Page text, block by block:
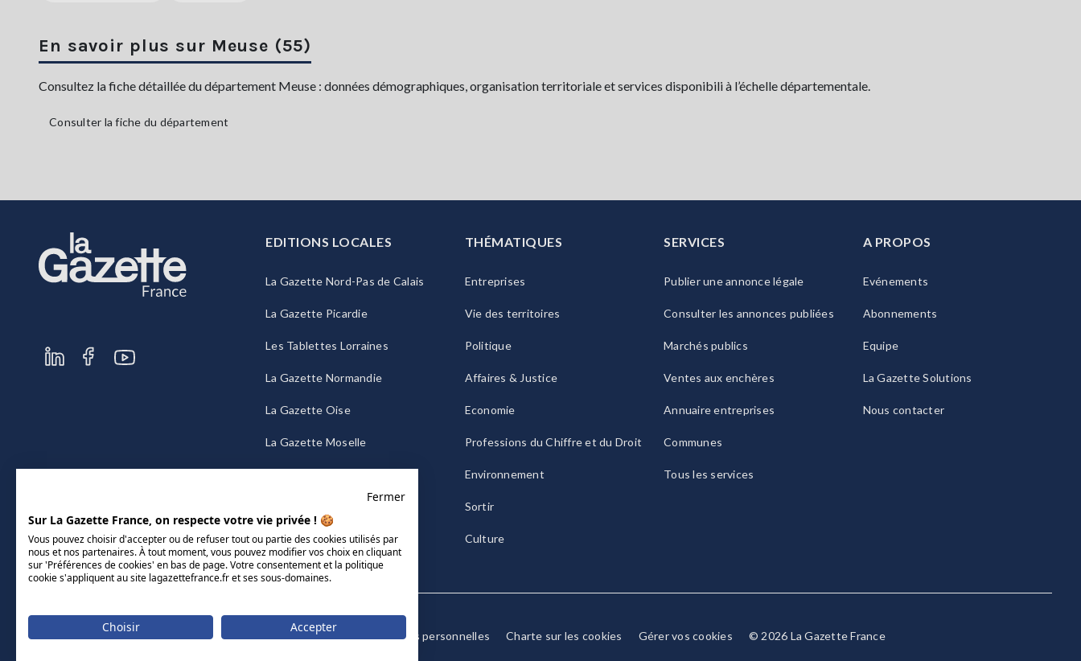
En savoir plus sur Meuse (55)
Consultez la fiche détaillée du département Meuse : données démographiques, organisation territoriale et services disponibili à l’échelle départementale.
Consulter la fiche du département
EDITIONS LOCALES
La Gazette Nord-Pas de Calais
La Gazette Picardie
Les Tablettes Lorraines
La Gazette Normandie
La Gazette Oise
La Gazette Moselle
THÉMATIQUES
Entreprises
Vie des territoires
Politique
Affaires & Justice
Economie
Professions du Chiffre et du Droit
Environnement
Sortir
Culture
SERVICES
Publier une annonce légale
Consulter les annonces publiées
Marchés publics
Ventes aux enchères
Annuaire entreprises
Communes
Tous les services
A PROPOS
Evénements
Abonnements
Equipe
La Gazette Solutions
Nous contacter
Mentions légales CGU/CGV Données personnelles Charte sur les cookies Gérer vos cookies © 2026 La Gazette France
Fermer
Sur La Gazette France, on respecte votre vie privée ! 🍪
Vous pouvez choisir d'accepter ou de refuser tout ou partie des cookies utilisés par
nous et nos partenaires. À tout moment, vous pouvez modifier vos choix en cliquant
sur 'Préférences de cookies' en bas de page. Votre consentement et la politique
cookie s'appliquent au site lagazettefrance.fr et ses sous-domaines.
Choisir Accepter